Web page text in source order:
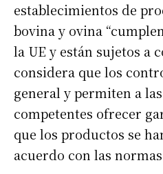
establecimientos de
bovina y ovina
la UE y están sujetos a
considera que los
general y permiten a
competentes ofrecer
que los productos se
acuerdo con las normas